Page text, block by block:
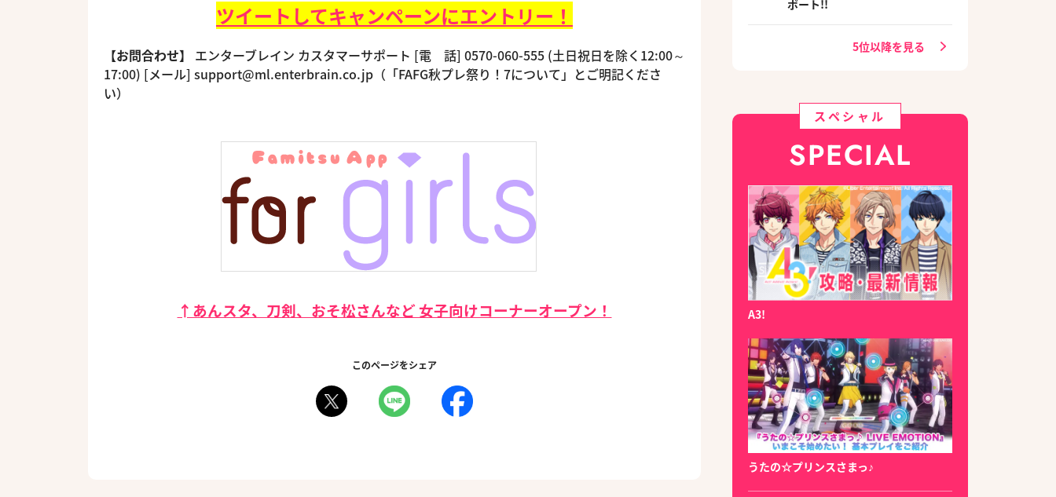
ツイートしてキャンペーンにエントリー！
【お問合わせ】
エンターブレイン カスタマーサポート [電 話] 0570-060-555 (土日祝日を除く12:00～
17:00) [メール] support@ml.enterbrain.co.jp（「FAFG秋プレ祭り！7について」とご明記くださ
い）
↑あんスタ、刀剣、おそ松さんなど 女子向けコーナーオープン！
このページをシェア
ポート!!
5位以降を見る
スペシャル
SPECIAL
A3!
うたの☆プリンスさまっ♪